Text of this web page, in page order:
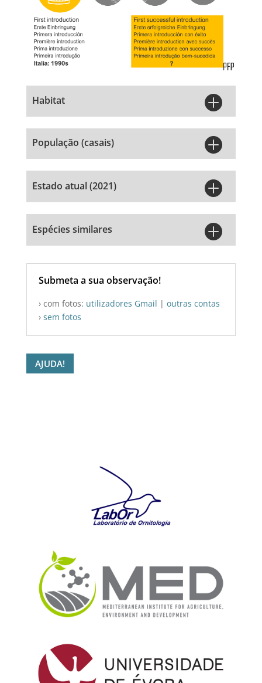
Habitat 
População (casais) 
Estado atual (2021) 
Espécies similares 
Submeta a sua observação!
› com fotos: utilizadores Gmail | outras contas
› sem fotos
AJUDA!